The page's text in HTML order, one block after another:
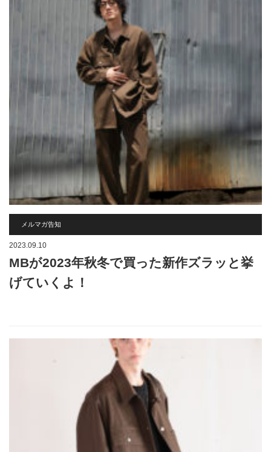
メルマガ告知
2023.09.10
MBが2023年秋冬で買った新作ズラッと挙
げていくよ！